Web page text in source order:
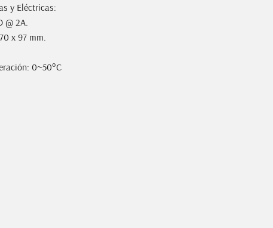
y Eléctricas:
@ 2A.
x 97 mm.
0~50°C